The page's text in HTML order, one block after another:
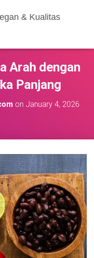
& Kualitas
Arah dengan
Panjang
on January 4, 2026